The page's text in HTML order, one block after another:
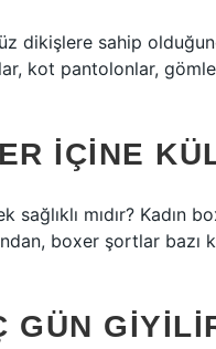
dikişlere sahip
kot pantolonlar,
IÇINE
sağlıklı mıdır? Kadın
boxer şortlar bazı
GÜN